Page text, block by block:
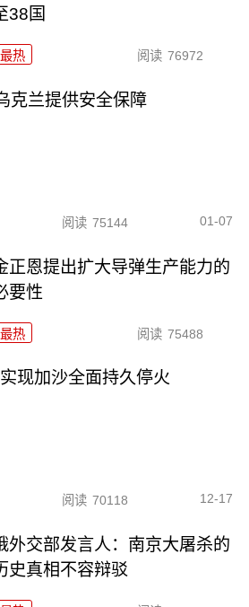
38国
最热 阅读 76972
克兰提供安全保障
阅读 75144 01-07
正恩提出扩大导弹生产能力的
要性
最热 阅读 75488
现加沙全面持久停火
阅读 70118 12-17
外交部发言人：南京大屠杀的
史真相不容辩驳